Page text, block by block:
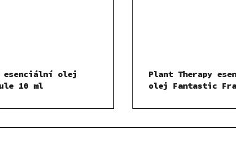
esenciální olej
10 ml
Plant Therapy
olej Fantastic